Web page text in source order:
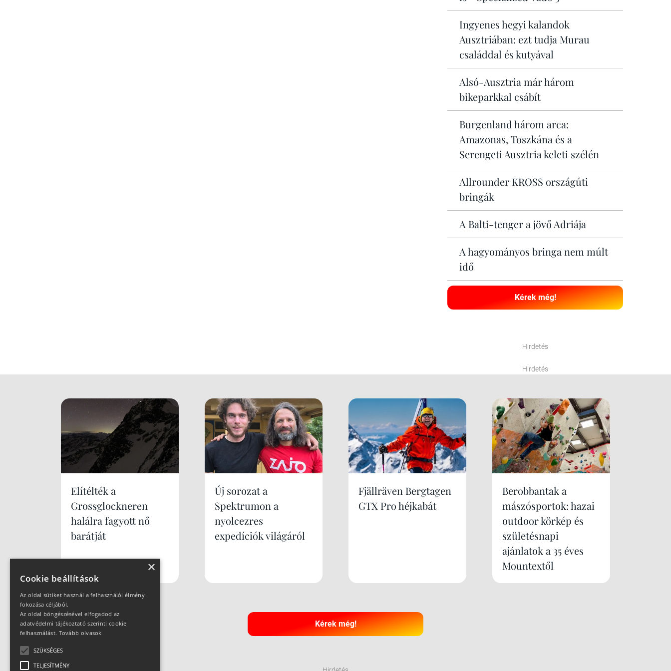
Ingyenes hegyi kalandok
Ausztriában: ezt tudja Murau
családdal és kutyával
Alsó-Ausztria már három
bikeparkkal csábít
Burgenland három arca:
Amazonas, Toszkána és a
Serengeti Ausztria keleti szélén
Allrounder KROSS országúti
bringák
A Balti-tenger a jövő Adriája
A hagyományos bringa nem múlt
idő
Kérek még!
Hirdetés
Hirdetés
Elítélték a
Grossglockneren
halálra fagyott nő
barátját
Új sorozat a
Spektrumon a
nyolcezres
expedíciók világáról
Fjällräven Bergtagen
GTX Pro héjkabát
Berobbantak a
mászósportok: hazai
outdoor körkép és
születésnapi
ajánlatok a 35 éves
Mountextől
Kérek még!
×
Cookie beállítások
Az oldal sütiket használ a felhasználói élmény
fokozása céljából.
Az oldal böngészésével elfogadod az
adatvédelmi tájékoztató szerinti cookie
felhasználást. Tovább olvasok
SZÜKSÉGES
TELJESÍTMÉNY